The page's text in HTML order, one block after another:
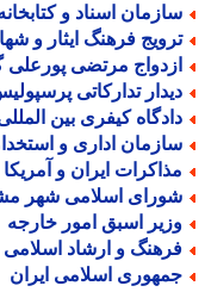
اسناد و کتابخانه
فرهنگ ایثار و شهادت
مرتضی پورعلی
تدارکاتی پرسپولیس
کیفری بین المللی
اداری و استخدامی
ایران و آمریکا
اسلامی شهر مشهد
اسبق امور خارجه
و ارشاد اسلامی
اسلامی ایران